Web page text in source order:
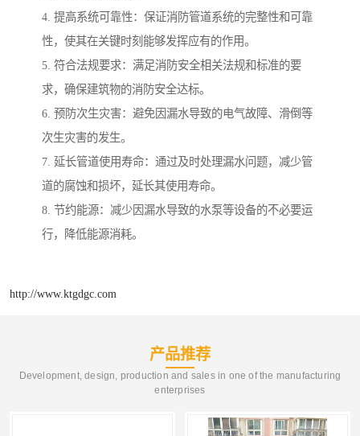
4. 提高系统可靠性：保证消防管道系统的完整性和可靠
性，使其在关键时刻能够发挥应有的作用。
5. 符合法规要求：满足消防安全相关法规和标准的要
求，确保建筑物的消防安全达标。
6. 预防次生灾害：避免因漏水导致的电气故障、滑倒等
次生灾害的发生。
7. 延长管道使用寿命：通过及时处理漏水问题，减少管
道的腐蚀和损坏，延长其使用寿命。
8. 节约能源：减少因漏水导致的水泵等设备的不必要运
行，降低能源消耗。
http://www.ktgdgc.com
产品推荐
Development, design, production and sales in one of the manufacturing
enterprises